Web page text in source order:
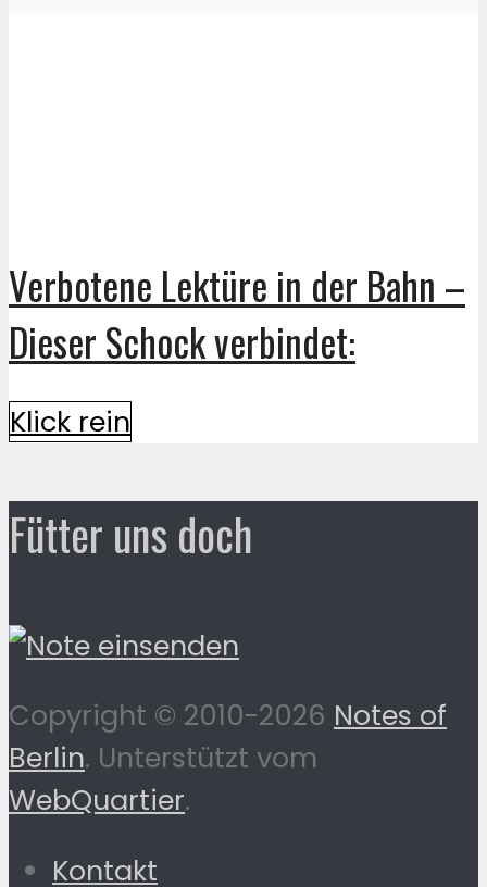
Verbotene Lektüre in der Bahn –
Dieser Schock verbindet:
Klick rein
Fütter uns doch
Copyright © 2010-2026 Notes of
Berlin. Unterstützt vom
WebQuartier.
Kontakt